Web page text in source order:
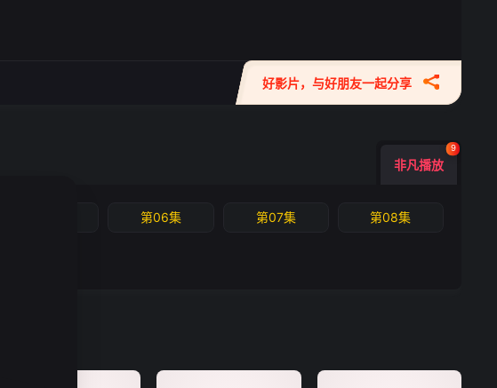
好影片，与好朋友一起分享
非凡播放
9
第06集 第07集 第08集